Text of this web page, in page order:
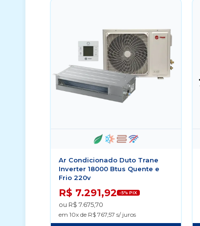
Ar Condicionado Duto Trane
Inverter 18000 Btus Quente e
Frio 220v
R$ 7.291,92 -5% PIX
ou R$ 7.675,70
em 10x de R$ 767,57 s/ juros